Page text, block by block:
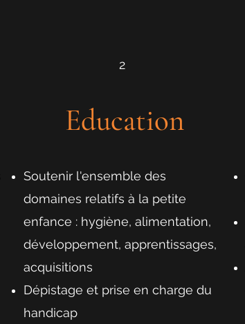
2
Education
Soutenir l'ensemble des
domaines relatifs à la petite
enfance : hygiène, alimentation,
développement, apprentissages,
acquisitions
Dépistage et prise en charge du
handicap